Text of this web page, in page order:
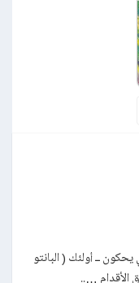
ــ أولئك ( البانتو
الأقدام …..